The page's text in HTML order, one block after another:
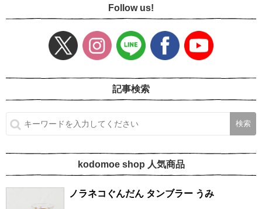
Follow us!
記事検索
kodomoe shop 人気商品
ノラネコぐんだん タンブラー うみ